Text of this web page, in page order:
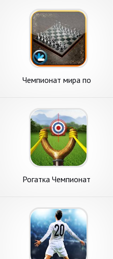
Чемпионат мира по
Рогатка Чемпионат